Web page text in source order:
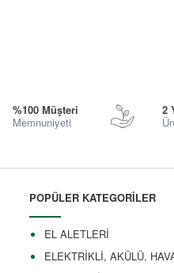
%100 Müşteri
Memnuniyeti
2
POPÜLER KATEGORİLER
EL ALETLERİ
ELEKTRİKLİ, AKÜLÜ,